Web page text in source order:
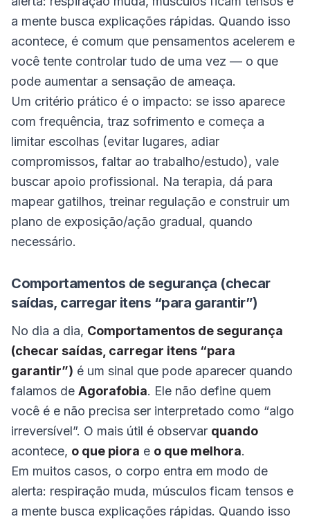
a mente busca explicações rápidas. Quando isso
acontece, é comum que pensamentos acelerem e
você tente controlar tudo de uma vez — o que
pode aumentar a sensação de ameaça.
Um critério prático é o impacto: se isso aparece
com frequência, traz sofrimento e começa a
limitar escolhas (evitar lugares, adiar
compromissos, faltar ao trabalho/estudo), vale
buscar apoio profissional. Na terapia, dá para
mapear gatilhos, treinar regulação e construir um
plano de exposição/ação gradual, quando
necessário.
Comportamentos de segurança (checar
saídas, carregar itens “para garantir”)
No dia a dia, Comportamentos de segurança
(checar saídas, carregar itens “para
garantir”) é um sinal que pode aparecer quando
falamos de Agorafobia. Ele não define quem
você é e não precisa ser interpretado como “algo
irreversível”. O mais útil é observar quando
acontece, o que piora e o que melhora.
Em muitos casos, o corpo entra em modo de
alerta: respiração muda, músculos ficam tensos e
a mente busca explicações rápidas. Quando isso